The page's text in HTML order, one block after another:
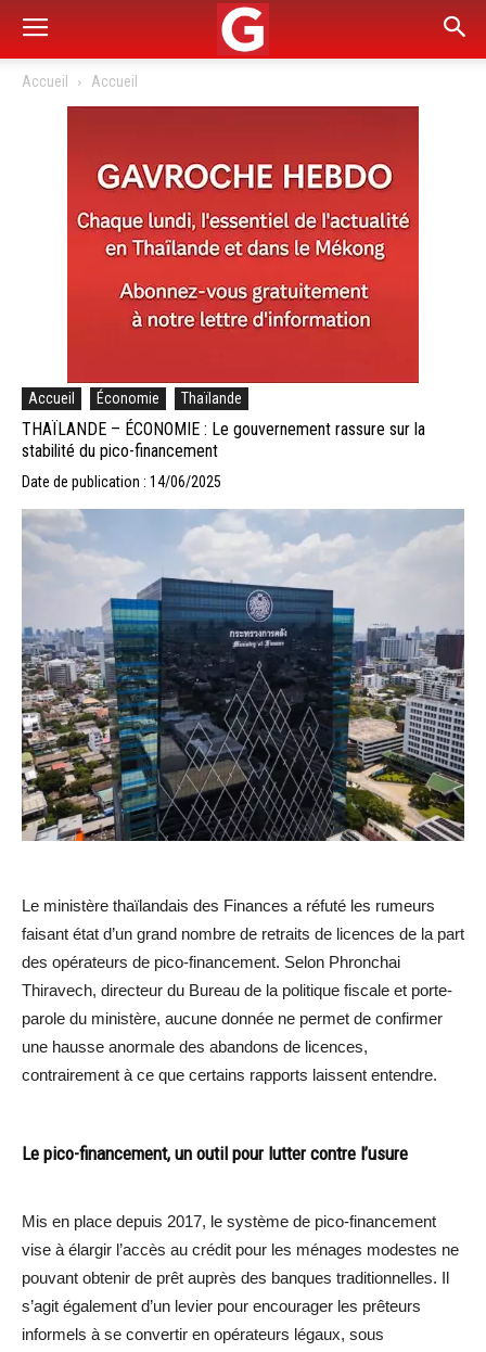
Accueil Accueil
Accueil Économie Thaïlande
THAÏLANDE – ÉCONOMIE : Le gouvernement rassure sur la
stabilité du pico-financement
Date de publication : 14/06/2025
Le ministère thaïlandais des Finances a réfuté les rumeurs
faisant état d’un grand nombre de retraits de licences de la part
des opérateurs de pico-financement. Selon Phronchai
Thiravech, directeur du Bureau de la politique fiscale et porte-
parole du ministère, aucune donnée ne permet de confirmer
une hausse anormale des abandons de licences,
contrairement à ce que certains rapports laissent entendre.
Le pico-financement, un outil pour lutter contre l’usure
Mis en place depuis 2017, le système de pico-financement
vise à élargir l’accès au crédit pour les ménages modestes ne
pouvant obtenir de prêt auprès des banques traditionnelles. Il
s’agit également d’un levier pour encourager les prêteurs
informels à se convertir en opérateurs légaux, sous